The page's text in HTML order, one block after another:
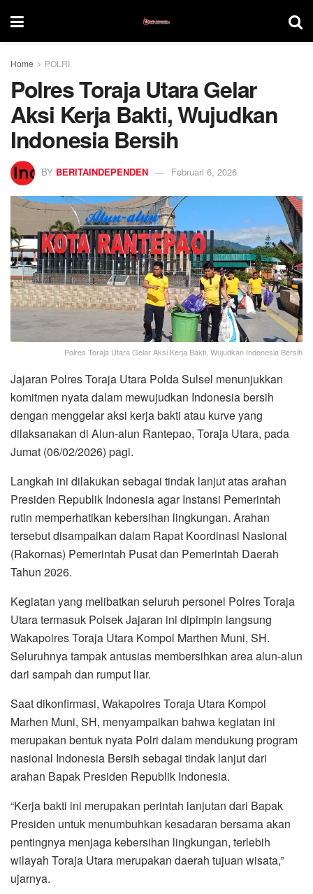
Home POLRI
Polres Toraja Utara Gelar
Aksi Kerja Bakti, Wujudkan
Indonesia Bersih
BY BERITAINDEPENDEN Februari 6, 2026
Polres Toraja Utara Gelar Aksi Kerja Bakti, Wujudkan Indonesia Bersih
Jajaran Polres Toraja Utara Polda Sulsel menunjukkan
komitmen nyata dalam mewujudkan Indonesia bersih
dengan menggelar aksi kerja bakti atau kurve yang
dilaksanakan di Alun-alun Rantepao, Toraja Utara, pada
Jumat (06/02/2026) pagi.
Langkah ini dilakukan sebagai tindak lanjut atas arahan
Presiden Republik Indonesia agar Instansi Pemerintah
rutin memperhatikan kebersihan lingkungan. Arahan
tersebut disampaikan dalam Rapat Koordinasi Nasional
(Rakornas) Pemerintah Pusat dan Pemerintah Daerah
Tahun 2026.
Kegiatan yang melibatkan seluruh personel Polres Toraja
Utara termasuk Polsek Jajaran ini dipimpin langsung
Wakapolres Toraja Utara Kompol Marthen Muni, SH.
Seluruhnya tampak antusias membersihkan area alun-alun
dari sampah dan rumput liar.
Saat dikonfirmasi, Wakapolres Toraja Utara Kompol
Marhen Muni, SH, menyampaikan bahwa kegiatan ini
merupakan bentuk nyata Polri dalam mendukung program
nasional Indonesia Bersih sebagai tindak lanjut dari
arahan Bapak Presiden Republik Indonesia.
“Kerja bakti ini merupakan perintah lanjutan dari Bapak
Presiden untuk menumbuhkan kesadaran bersama akan
pentingnya menjaga kebersihan lingkungan, terlebih
wilayah Toraja Utara merupakan daerah tujuan wisata,”
ujarnya.